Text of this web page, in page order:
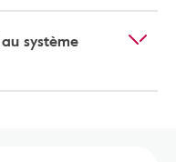
système